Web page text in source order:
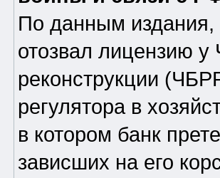
По данным издания,
отозвал лицензию у
реконструкции
регулятора в
в котором банк
зависших на его